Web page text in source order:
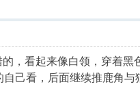
，看起来像白领，穿着黑
己看，后面继续推鹿角与